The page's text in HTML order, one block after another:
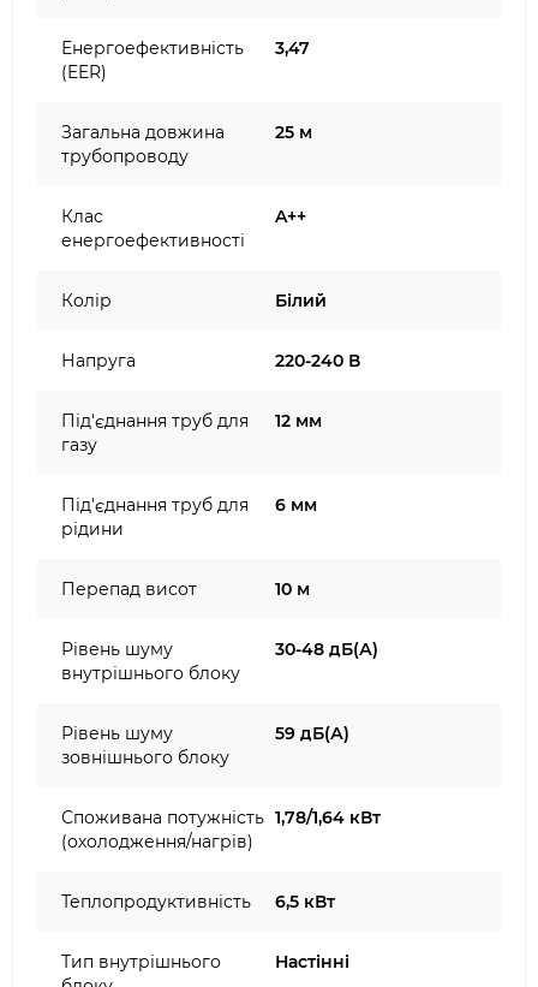
Енергоефективність
(EER)
3,47
Загальна довжина
трубопроводу
25 м
Клас
енергоефективності
A++
Колір Білий
Напруга 220-240 В
Під'єднання труб для
газу
12 мм
Під'єднання труб для
рідини
6 мм
Перепад висот 10 м
Рівень шуму
внутрішнього блоку
30-48 дБ(А)
Рівень шуму
зовнішнього блоку
59 дБ(А)
Споживана потужність
(охолодження/нагрів)
1,78/1,64 кВт
Теплопродуктивність 6,5 кВт
Тип внутрішнього
Настінні